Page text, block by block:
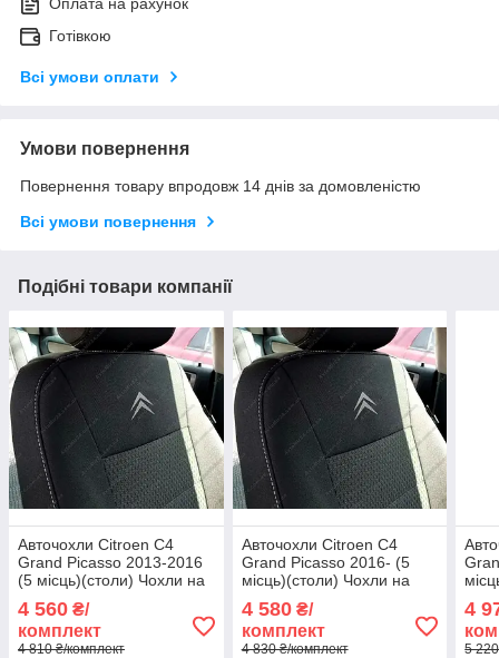
Оплата на рахунок
Готівкою
Всі умови оплати
Умови повернення
Повернення товару впродовж 14 днів за домовленістю
Всі умови повернення
Подібні товари компанії
Авточохли Citroen C4
Grand Picasso 2013-2016
(5 місць)(столи) Чохли на
Пікассо
4 560 ₴/
комплект
4 810 ₴/комплект
Авточохли Citroen C4
Grand Picasso 2016- (5
місць)(столи) Чохли на
Пікассо
4 580₴/
комплект
4 830 ₴/комплект
4
5